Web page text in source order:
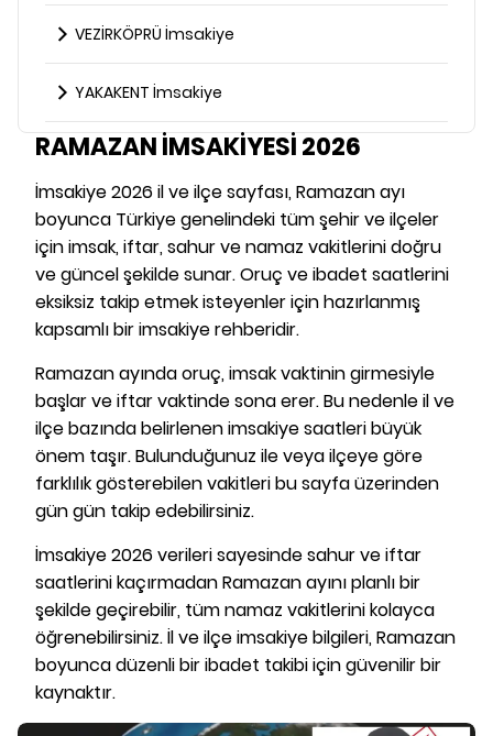
VEZİRKÖPRÜ İmsakiye
YAKAKENT İmsakiye
RAMAZAN İMSAKİYESİ 2026
İmsakiye 2026 il ve ilçe sayfası, Ramazan ayı
boyunca Türkiye genelindeki tüm şehir ve ilçeler
için imsak, iftar, sahur ve namaz vakitlerini doğru
ve güncel şekilde sunar. Oruç ve ibadet saatlerini
eksiksiz takip etmek isteyenler için hazırlanmış
kapsamlı bir imsakiye rehberidir.
Ramazan ayında oruç, imsak vaktinin girmesiyle
başlar ve iftar vaktinde sona erer. Bu nedenle il ve
ilçe bazında belirlenen imsakiye saatleri büyük
önem taşır. Bulunduğunuz ile veya ilçeye göre
farklılık gösterebilen vakitleri bu sayfa üzerinden
gün gün takip edebilirsiniz.
İmsakiye 2026 verileri sayesinde sahur ve iftar
saatlerini kaçırmadan Ramazan ayını planlı bir
şekilde geçirebilir, tüm namaz vakitlerini kolayca
öğrenebilirsiniz. İl ve ilçe imsakiye bilgileri, Ramazan
boyunca düzenli bir ibadet takibi için güvenilir bir
kaynaktır.